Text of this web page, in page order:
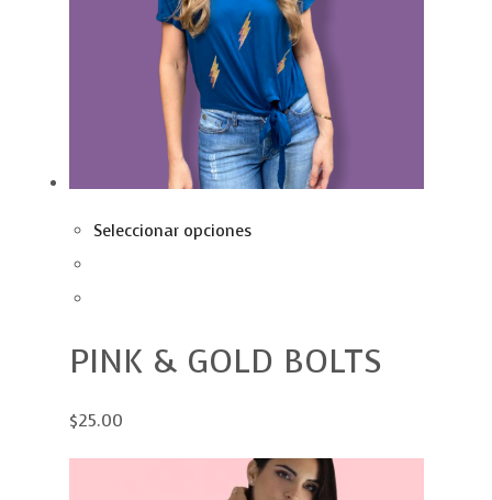
Seleccionar opciones
PINK & GOLD BOLTS
$25.00